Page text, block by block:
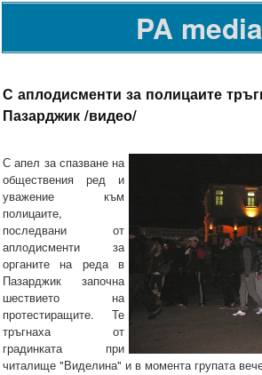
PA media
С аплодисменти за полицаите
Пазарджик /видео/
С апел за спазване на
обществения ред и
уважение към
полицаите,
последвани от
аплодисменти за
органите на реда в
Пазарджик започна
шествието на
протестиращите. Те
тръгнаха от
градинката при
читалище "Виделина" и в момента групата